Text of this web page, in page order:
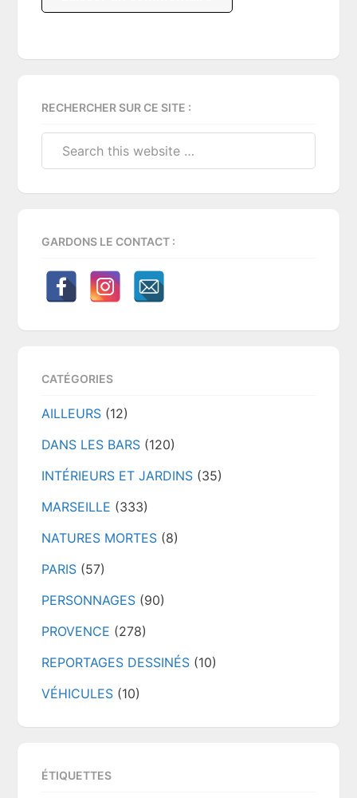
Sidebar
RECHERCHER SUR CE SITE :
GARDONS LE CONTACT :
CATÉGORIES
AILLEURS (12)
DANS LES BARS (120)
INTÉRIEURS ET JARDINS (35)
MARSEILLE (333)
NATURES MORTES (8)
PARIS (57)
PERSONNAGES (90)
PROVENCE (278)
REPORTAGES DESSINÉS (10)
VÉHICULES (10)
ÉTIQUETTES